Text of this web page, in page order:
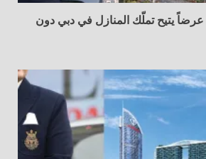
عرضاً يتيح تملّك المنازل في دبي دون